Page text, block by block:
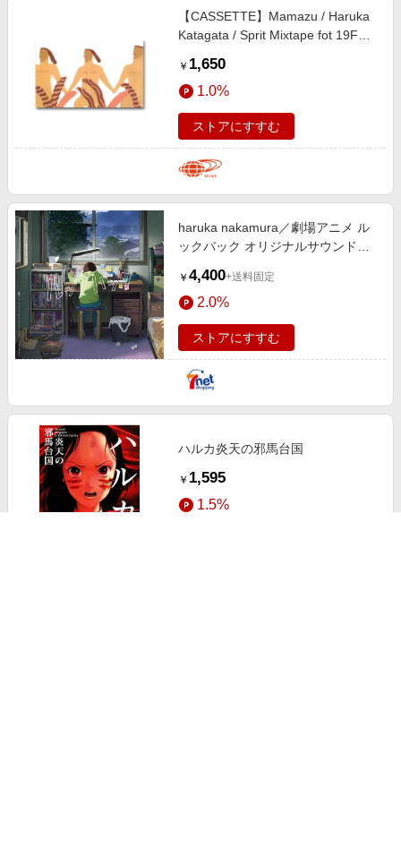
【CASSETTE】Mamazu / Haruka
Katagata / Sprit Mixtape fot 19FW
楽・本 MEN CASSETTE ONE SIZE
￥ 1,650
1.0%
ストアにすすむ
haruka nakamura／劇場アニメ ル
ックバック オリジナルサウンドト
￥ 4,400+送料固定
2.0%
ストアにすすむ
ハルカ炎天の邪馬台国
￥ 1,595
1.5%